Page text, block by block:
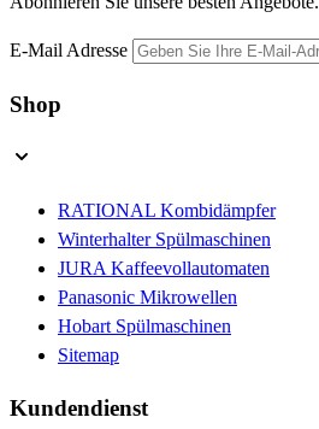
E-Mail Adresse
Shop
RATIONAL Kombidämpfer
Winterhalter Spülmaschinen
JURA Kaffeevollautomaten
Panasonic Mikrowellen
Hobart Spülmaschinen
Sitemap
Kundendienst